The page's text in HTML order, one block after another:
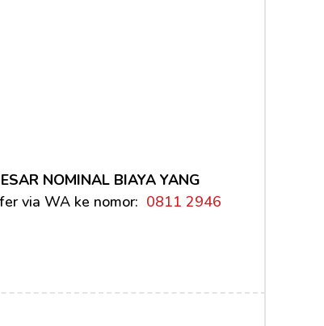
NOMINAL BIAYA YANG
via WA ke nomor: 0811 2946